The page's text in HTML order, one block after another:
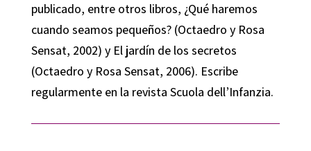
publicado, entre otros libros, ¿Qué haremos
cuando seamos pequeños? (Octaedro y Rosa
Sensat, 2002) y El jardín de los secretos
(Octaedro y Rosa Sensat, 2006). Escribe
regularmente en la revista Scuola dell’Infanzia.